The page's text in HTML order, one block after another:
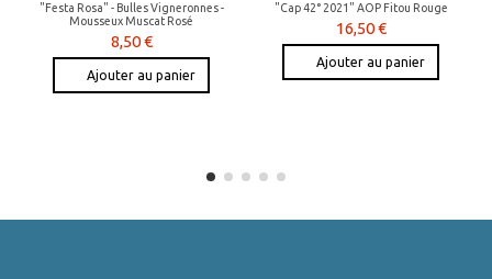
"Festa Rosa" - Bulles Vigneronnes -
Mousseux Muscat Rosé
8,50 €
Ajouter au panier
"Cap 42° 2021" AOP Fitou Rouge
16,50 €
Ajouter au panier